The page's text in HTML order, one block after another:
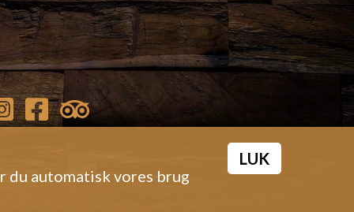
du automatisk vores brug
LUK